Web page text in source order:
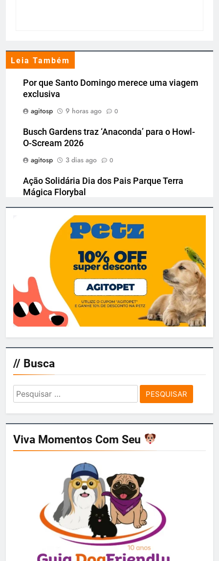
Leia Também
Por que Santo Domingo merece uma viagem
exclusiva
agitosp
9 horas ago 0
Busch Gardens traz ‘Anaconda’ para o Howl-
O-Scream 2026
agitosp
3 dias ago 0
Ação Solidária Dia dos Pais Parque Terra
Mágica Florybal
agitosp
3 dias ago 0
SeaWorld traz filme de terror “Eu
sei o que vocês fizeram no verão
passado“ para o Howl-o-Scream
agitosp
4 dias ago
// Busca
Pesquisar
por:
Viva Momentos Com Seu